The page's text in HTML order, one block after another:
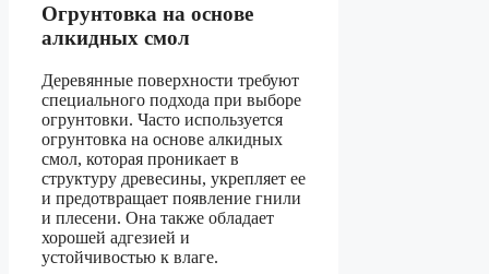
Огрунтовка на основе
алкидных смол
Деревянные поверхности требуют
специального подхода при выборе
огрунтовки. Часто используется
огрунтовка на основе алкидных
смол, которая проникает в
структуру древесины, укрепляет ее
и предотвращает появление гнили
и плесени. Она также обладает
хорошей адгезией и
устойчивостью к влаге.